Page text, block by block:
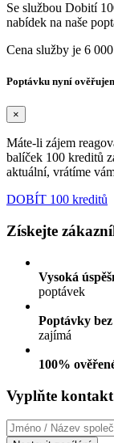
Se službou Dobití
nabídek na naše
Cena služby je 6
Poptávku nyní
×
Máte-li zájem
balíček 100 kreditů
aktuální, vrátíme
DOBÍT 100 kreditů
Získejte
Vysoká
poptávek
Poptávky
zajímá
100%
Vyplňte kontakt